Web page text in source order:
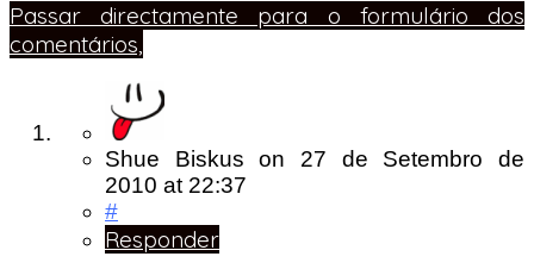
Passar directamente para o formulário dos
comentários,
Shue Biskus on 27 de Setembro de
2010 at 22:37
#
Responder